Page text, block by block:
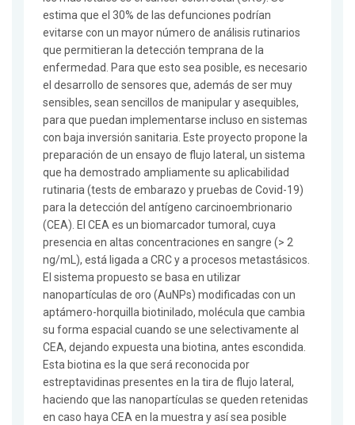
estima que el 30% de las defunciones podrían
evitarse con un mayor número de análisis rutinarios
que permitieran la detección temprana de la
enfermedad. Para que esto sea posible, es necesario
el desarrollo de sensores que, además de ser muy
sensibles, sean sencillos de manipular y asequibles,
para que puedan implementarse incluso en sistemas
con baja inversión sanitaria. Este proyecto propone la
preparación de un ensayo de flujo lateral, un sistema
que ha demostrado ampliamente su aplicabilidad
rutinaria (tests de embarazo y pruebas de Covid-19)
para la detección del antígeno carcinoembrionario
(CEA). El CEA es un biomarcador tumoral, cuya
presencia en altas concentraciones en sangre (> 2
ng/mL), está ligada a CRC y a procesos metastásicos.
El sistema propuesto se basa en utilizar
nanopartículas de oro (AuNPs) modificadas con un
aptámero-horquilla biotinilado, molécula que cambia
su forma espacial cuando se une selectivamente al
CEA, dejando expuesta una biotina, antes escondida.
Esta biotina es la que será reconocida por
estreptavidinas presentes en la tira de flujo lateral,
haciendo que las nanopartículas se queden retenidas
en caso haya CEA en la muestra y así sea posible